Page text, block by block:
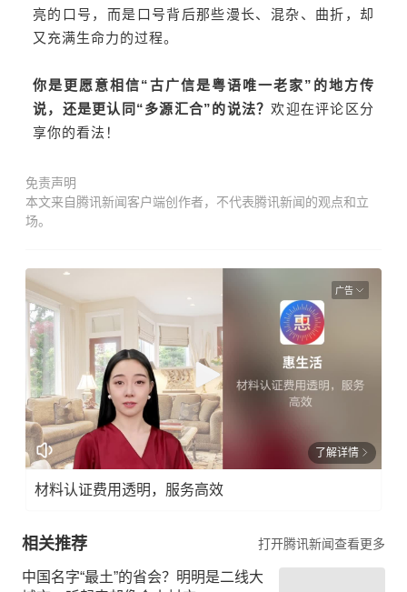
亮的口号，而是口号背后那些漫长、混杂、曲折，却
又充满生命力的过程。
你是更愿意相信“古广信是粤语唯一老家”的地方传
说，还是更认同“多源汇合”的说法？欢迎在评论区分
享你的看法！
免责声明
本文来自腾讯新闻客户端创作者，不代表腾讯新闻的观点和立
场。
广告
了解详情
材料认证费用透明，服务高效
相关推荐 打开腾讯新闻查看更多
中国名字“最土”的省会？明明是二线大